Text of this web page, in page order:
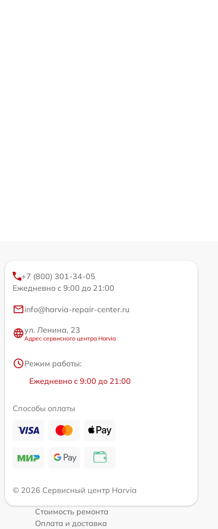
+7 (800) 301-34-05
Ежедневно с 9:00 до 21:00
info@harvia-repair-center.ru
ул. Ленина, 23
Адрес сервисного центра Harvia
Режим работы:
Ежедневно с 9:00 до 21:00
Способы оплаты
© 2026 Сервисный центр Harvia
Стоимость ремонта
Оплата и доставка